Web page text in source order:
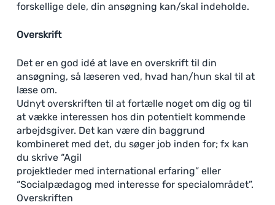
forskellige dele, din ansøgning kan/skal indeholde.
Overskrift
Det er en god idé at lave en overskrift til din
ansøgning, så læseren ved, hvad han/hun skal til at
læse om.
Udnyt overskriften til at fortælle noget om dig og til
at vække interessen hos din potentielt kommende
arbejdsgiver. Det kan være din baggrund
kombineret med det, du søger job inden for; fx kan
du skrive “Agil
projektleder med international erfaring” eller
“Socialpædagog med interesse for specialområdet”.
Overskriften